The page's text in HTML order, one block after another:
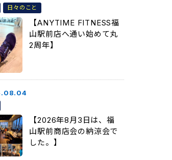
日々のこと
【ANYTIME FITNESS福
山駅前店へ通い始めて丸
2周年】
【2026年8月3日は、福
山駅前商店会の納涼会で
した。】